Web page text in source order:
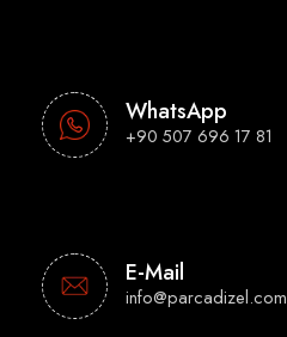
WhatsApp
+90 507 696 17 81
E-Mail
info@parcadizel.com